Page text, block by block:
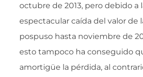
octubre de 2013, pero debido a
espectacular caída del valor de
pospuso hasta noviembre de
esto tampoco ha conseguido
amortigüe la pérdida, al